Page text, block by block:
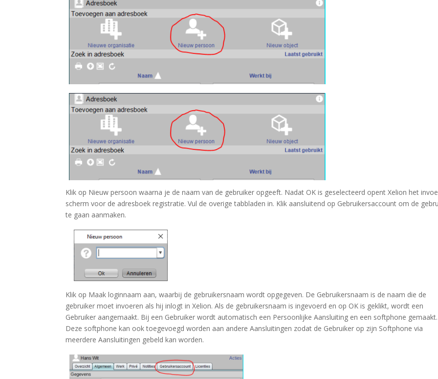
Klik op Nieuw persoon waarna je de naam van de gebruiker opgeeft. Nadat OK is geselecteerd opent Xelion het
scherm voor de adresboek registratie. Vul de overige tabbladen in. Klik aansluitend op Gebruikersaccount om de
te gaan aanmaken.
Klik op Maak loginnaam aan, waarbij de gebruikersnaam wordt opgegeven. De Gebruikersnaam is de naam die de
gebruiker moet invoeren als hij inlogt in Xelion. Als de gebruikersnaam is ingevoerd en op OK is geklikt, wordt een
Gebruiker aangemaakt. Bij een Gebruiker wordt automatisch een Persoonlijke Aansluiting en een softphone gemaakt.
Deze softphone kan ook toegevoegd worden aan andere Aansluitingen zodat de Gebruiker op zijn Softphone via
meerdere Aansluitingen gebeld kan worden.